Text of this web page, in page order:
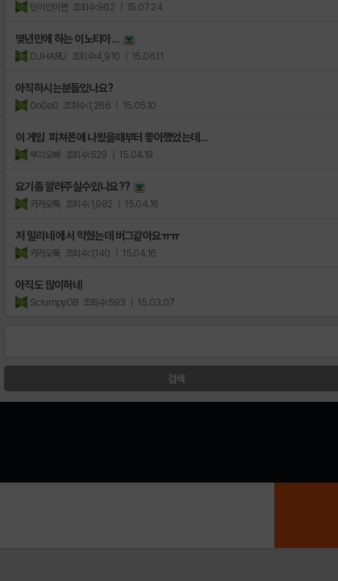
민이민이짠 조회수:962 | 15.07.24
몇년만에 하는 이노티아...
DJHARU 조회수:4,910 | 15.06.11
아직하시는분들있나요?
0o0o0 조회수:1,266 | 15.05.10
이 게임 피쳐폰에 나욌을때부터 좋아했었는데...
뿌끄오빠 조회수:529 | 15.04.19
요기좀 알려주실수있나요??
카카오툭 조회수:1,982 | 15.04.16
저 밀리네 에서 막혔는데 버그같아요ㅠㅠ
카카오툭 조회수:1,140 | 15.04.16
아직도 많이하네
ScrumpyOB 조회수:593 | 15.03.07
검색